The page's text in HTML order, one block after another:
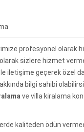
profesyonel olarak
olarak sizlere hizmet
iletişime geçerek özel
bilgi sahibi
ve villa kiralama
kaliteden ödün